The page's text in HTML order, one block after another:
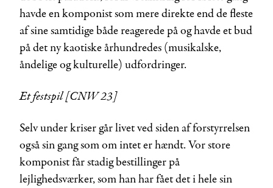
havde en komponist som mere direkte end de fleste
af sine samtidige både reagerede på og havde et bud
på det ny kaotiske århundredes (musikalske,
åndelige og kulturelle) udfordringer.
Et festspil [CNW 23]
Selv under kriser går livet ved siden af forstyrrelsen
også sin gang som om intet er hændt. Vor store
komponist får stadig bestillinger på
lejlighedsværker, som han har fået det i hele sin